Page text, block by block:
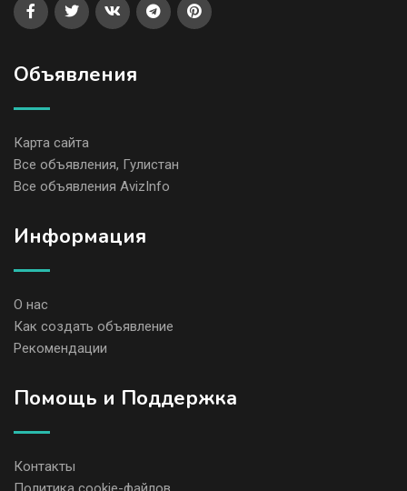
Объявления
Карта сайта
Все объявления, Гулистан
Все объявления AvizInfo
Информация
О нас
Как создать объявление
Рекомендации
Помощь и Поддержка
Контакты